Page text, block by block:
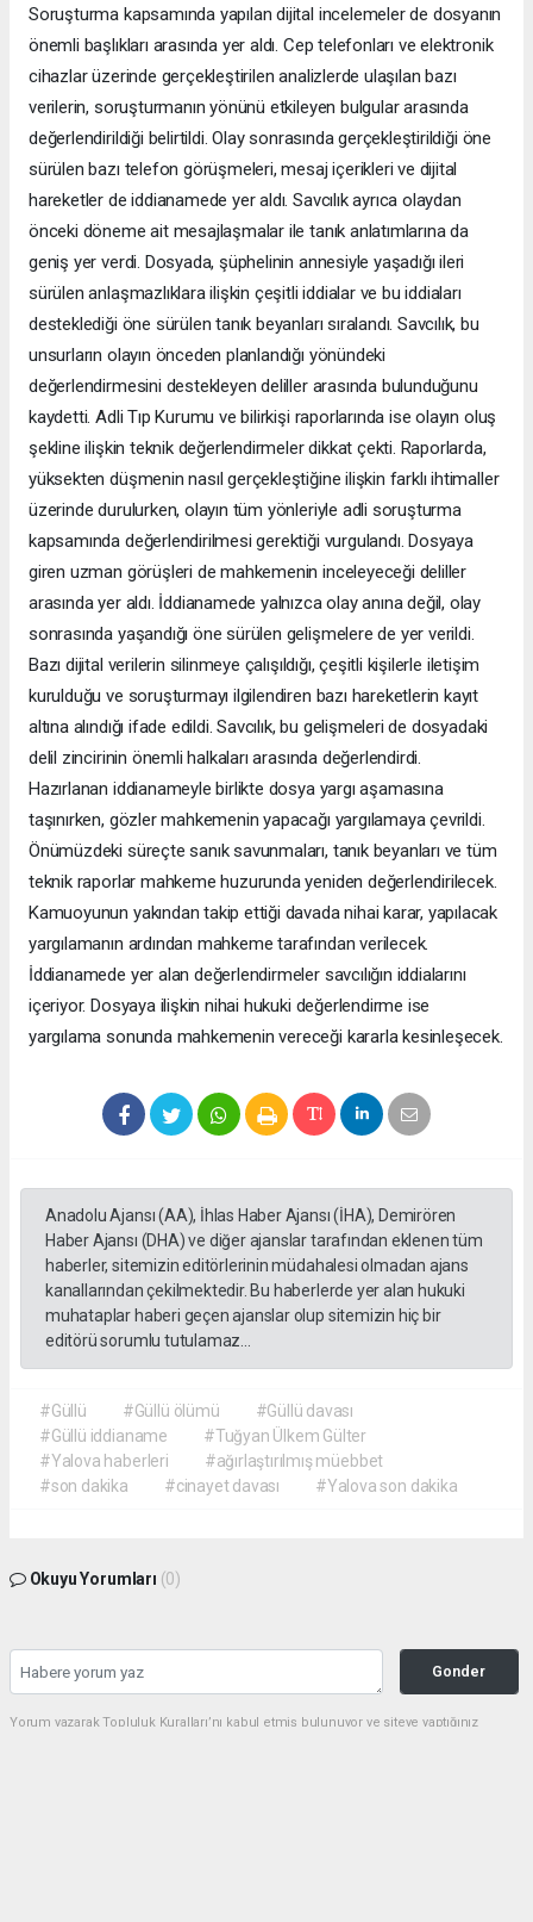
Soruşturma kapsamında yapılan dijital incelemeler de dosyanın
önemli başlıkları arasında yer aldı. Cep telefonları ve elektronik
cihazlar üzerinde gerçekleştirilen analizlerde ulaşılan bazı
verilerin, soruşturmanın yönünü etkileyen bulgular arasında
değerlendirildiği belirtildi. Olay sonrasında gerçekleştirildiği öne
sürülen bazı telefon görüşmeleri, mesaj içerikleri ve dijital
hareketler de iddianamede yer aldı. Savcılık ayrıca olaydan
önceki döneme ait mesajlaşmalar ile tanık anlatımlarına da
geniş yer verdi. Dosyada, şüphelinin annesiyle yaşadığı ileri
sürülen anlaşmazlıklara ilişkin çeşitli iddialar ve bu iddiaları
desteklediği öne sürülen tanık beyanları sıralandı. Savcılık, bu
unsurların olayın önceden planlandığı yönündeki
değerlendirmesini destekleyen deliller arasında bulunduğunu
kaydetti. Adli Tıp Kurumu ve bilirkişi raporlarında ise olayın oluş
şekline ilişkin teknik değerlendirmeler dikkat çekti. Raporlarda,
yüksekten düşmenin nasıl gerçekleştiğine ilişkin farklı ihtimaller
üzerinde durulurken, olayın tüm yönleriyle adli soruşturma
kapsamında değerlendirilmesi gerektiği vurgulandı. Dosyaya
giren uzman görüşleri de mahkemenin inceleyeceği deliller
arasında yer aldı. İddianamede yalnızca olay anına değil, olay
sonrasında yaşandığı öne sürülen gelişmelere de yer verildi.
Bazı dijital verilerin silinmeye çalışıldığı, çeşitli kişilerle iletişim
kurulduğu ve soruşturmayı ilgilendiren bazı hareketlerin kayıt
altına alındığı ifade edildi. Savcılık, bu gelişmeleri de dosyadaki
delil zincirinin önemli halkaları arasında değerlendirdi.
Hazırlanan iddianameyle birlikte dosya yargı aşamasına
taşınırken, gözler mahkemenin yapacağı yargılamaya çevrildi.
Önümüzdeki süreçte sanık savunmaları, tanık beyanları ve tüm
teknik raporlar mahkeme huzurunda yeniden değerlendirilecek.
Kamuoyunun yakından takip ettiği davada nihai karar, yapılacak
yargılamanın ardından mahkeme tarafından verilecek.
İddianamede yer alan değerlendirmeler savcılığın iddialarını
içeriyor. Dosyaya ilişkin nihai hukuki değerlendirme ise
yargılama sonunda mahkemenin vereceği kararla kesinleşecek.
Anadolu Ajansı (AA), İhlas Haber Ajansı (İHA), Demirören
Haber Ajansı (DHA) ve diğer ajanslar tarafından eklenen tüm
haberler, sitemizin editörlerinin müdahalesi olmadan ajans
kanallarından çekilmektedir. Bu haberlerde yer alan hukuki
muhataplar haberi geçen ajanslar olup sitemizin hiç bir
editörü sorumlu tutulamaz...
#Güllü #Güllü ölümü
#Güllü davası
#Güllü iddianame
#Tuğyan Ülkem Gülter
#Yalova haberleri
#ağırlaştırılmış müebbet
#son dakika
#cinayet davası #Yalova son dakika
Okuyu Yorumları (0)
Gonder
Yorum yazarak Topluluk Kuralları’nı kabul etmiş bulunuyor ve siteye yaptığınız